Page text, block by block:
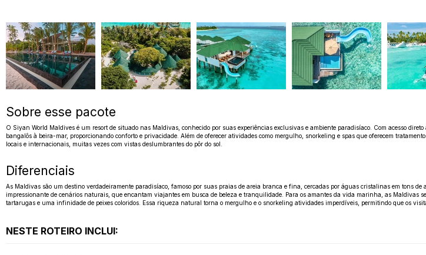
Sobre esse pacote
O Siyan World Maldives é um resort de situado nas Maldivas, conhecido por suas experiências exclusivas e ambiente paradisíaco. Com acesso
bangalôs à beira-mar, proporcionando conforto e privacidade. Além de oferecer atividades como mergulho, snorkeling e spas que oferecem
locais e internacionais, muitas vezes com vistas deslumbrantes do pôr do sol.
Diferenciais
As Maldivas são um destino verdadeiramente paradisíaco, famoso por suas praias de areia branca e fina, cercadas por águas cristalinas em tons
impressionante de cenários naturais, que encantam viajantes em busca de beleza e tranquilidade. Para os amantes da vida marinha, as
tartarugas e uma infinidade de peixes coloridos. Essa riqueza natural torna o mergulho e o snorkeling atividades imperdíveis, permitindo que os
NESTE ROTEIRO INCLUI: